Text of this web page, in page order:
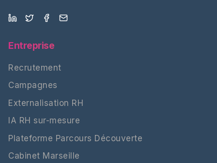
Entreprise
Recrutement
Campagnes
Externalisation RH
IA RH sur-mesure
Plateforme Parcours Découverte
Cabinet Marseille